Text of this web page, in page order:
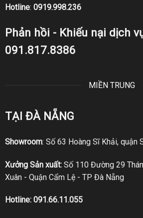
Hotline: 0919.998.236
Phản hồi - Khiếu nại dịch
091.817.8386
MIỀN TRUNG
TẠI ĐÀ NẴNG
Showroom: Số 63 Hoàng Sĩ Khải, quận
Xưởng Sản xuất:Số 110 Đường 29
Xuân - Quận Cẩm Lệ - TP Đà Nẵng
Hotline: 091.66.11.055